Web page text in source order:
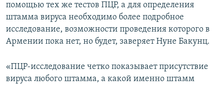
помощью тех же тестов ПЦР, а для определения
штамма вируса необходимо более подробное
исследование, возможности проведения которого в
Армении пока нет, но будет, заверяет Нуне Бакунц.
«ПЦР-исследование четко показывает присутствие
вируса любого штамма, а какой именно штамм